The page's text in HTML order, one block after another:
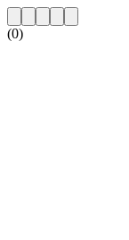
(0)